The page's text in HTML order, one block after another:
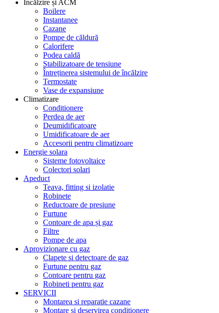
Încălzire și ACM
Boilere
Instantanee
Cazane
Pompe de căldură
Calorifere
Podea caldă
Stabilizatoare de tensiune
Întreținerea sistemului de încălzire
Termostate
Vase de expansiune
Climatizare
Conditionere
Perdea de aer
Deumidificatoare
Umidificatoare de aer
Accesorii pentru climatizoare
Energie solara
Sisteme fotovoltaice
Colectori solari
Apeduct
Teava, fitting si izolatie
Robinete
Reductoare de presiune
Furtune
Contoare de apa și gaz
Filtre
Pompe de apa
Aprovizionare cu gaz
Clapete si detectoare de gaz
Furtune pentru gaz
Contoare pentru gaz
Robineti pentru gaz
SERVICII
Montarea si reparatie cazane
Montare si deservirea conditionere